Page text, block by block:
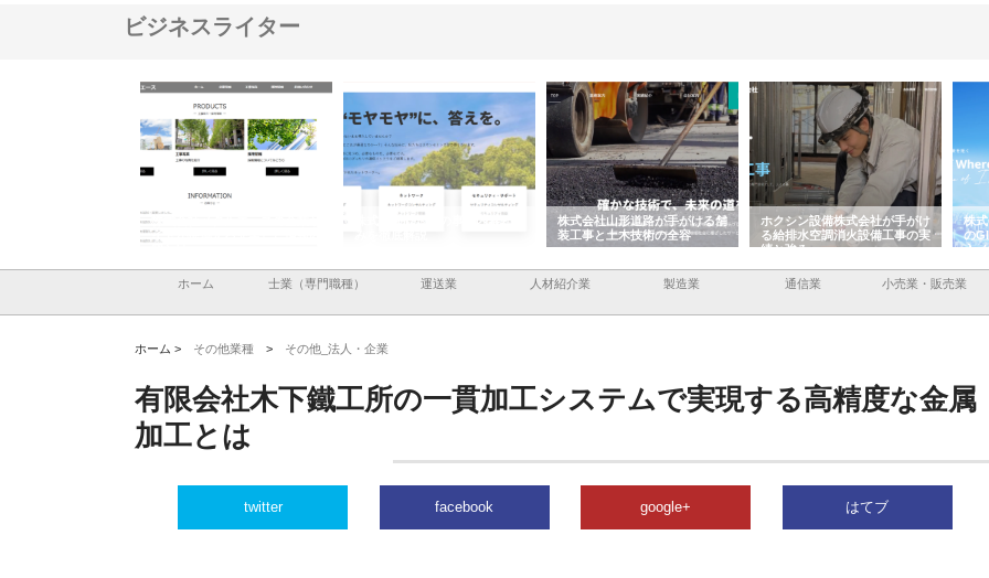
ビジネスライター
みを徹底解説
株式会社山形道路が手がける舗
ホクシン設備株式会社が手がけ
る給排水空調消火設備工事の実
績と強み
株式会社東京シー・エム・シー
のGISインフラ管理システム導
入メリット
株
か
由
ホーム 士業（専門職種） 運送業 人材紹介業 製造業 通信業 小売業・販売業
ホーム > その他業種 > その他_法人・企業
有限会社木下鐵工所の一貫加工システムで実現する高精度な金属
加工とは
twitter facebook google+ はてブ